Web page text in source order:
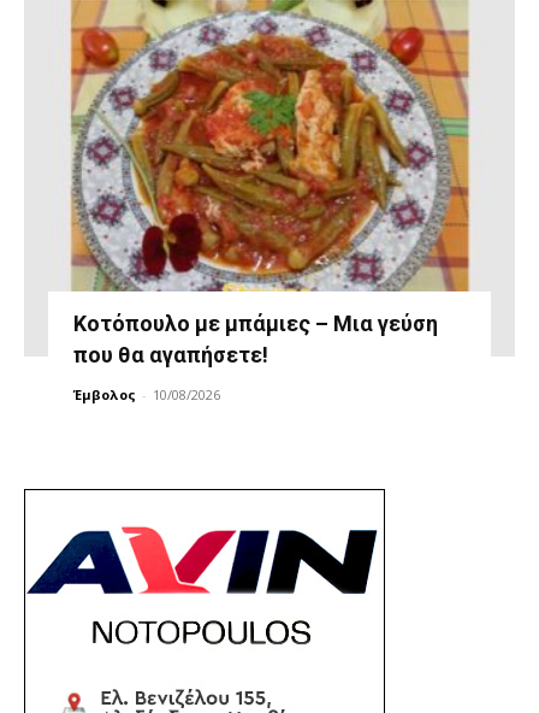
Κοτόπουλο με μπάμιες – Μια γεύση
που θα αγαπήσετε!
Έμβολος - 10/08/2026